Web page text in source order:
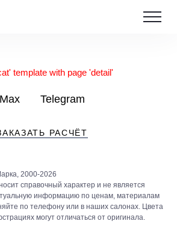
template with page 'detail'
Max Telegram
РАСЧЁТ
2000-2026
справочный характер и не является
информацию по ценам, материалам
по телефону или в наших салонах. Цвета
могут отличаться от оригинала.